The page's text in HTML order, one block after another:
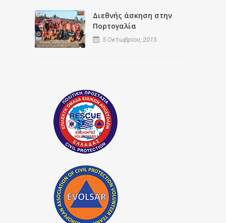
Διεθνής άσκηση στην
Πορτογαλία
5 Οκτωβρίου, 2015